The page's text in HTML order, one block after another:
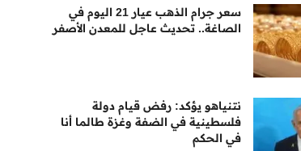
سعر جرام الذهب عيار 21 اليوم في
الصاغة.. تحديث عاجل للمعدن الأصفر
نتنياهو يؤكد: رفض قيام دولة
فلسطينية في الضفة وغزة طالما أنا
في الحكم